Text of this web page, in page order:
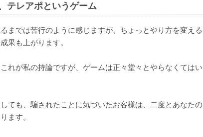
テレアポというゲーム
までは苦行のように感じますが、ちょっとやり方を変える
果も上がります。
れが私の持論ですが、ゲームは正々堂々とやらなくてはい
ても、騙されたことに気づいたお客様は、二度とあなたの
ます。